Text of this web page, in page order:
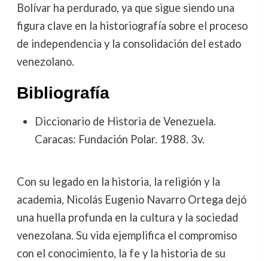
Bolívar ha perdurado, ya que sigue siendo una
figura clave en la historiografía sobre el proceso
de independencia y la consolidación del estado
venezolano.
Bibliografía
Diccionario de Historia de Venezuela.
Caracas: Fundación Polar. 1988. 3v.
Con su legado en la historia, la religión y la
academia, Nicolás Eugenio Navarro Ortega dejó
una huella profunda en la cultura y la sociedad
venezolana. Su vida ejemplifica el compromiso
con el conocimiento, la fe y la historia de su